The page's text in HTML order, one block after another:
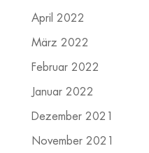
April 2022
März 2022
Februar 2022
Januar 2022
Dezember 2021
November 2021